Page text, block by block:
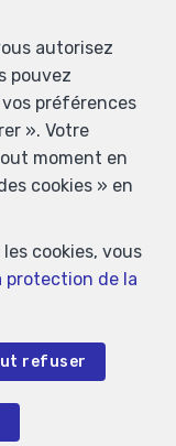
autorisez
pouvez
préférences
». Votre
moment en
cookies » en
cookies, vous
protection de la
refuser
via AXA Belgium
– police n°
les activités
privée